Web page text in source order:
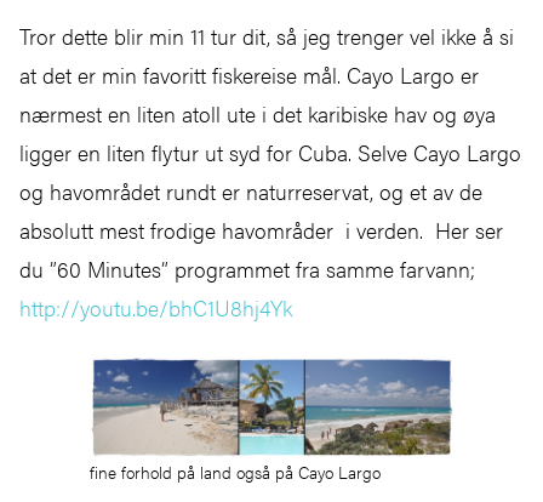
Tror dette blir min 11 tur dit, så jeg trenger vel ikke å si
at det er min favoritt fiskereise mål. Cayo Largo er
nærmest en liten atoll ute i det karibiske hav og øya
ligger en liten flytur ut syd for Cuba. Selve Cayo Largo
og havområdet rundt er naturreservat, og et av de
absolutt mest frodige havområder i verden. Her ser
du ”60 Minutes” programmet fra samme farvann;
http://youtu.be/bhC1U8hj4Yk
fine forhold på land også på Cayo Largo